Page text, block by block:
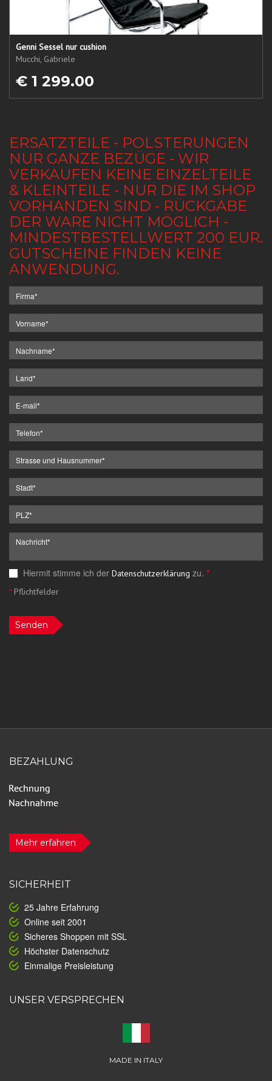
Genni Sessel nur cushion
Mucchi, Gabriele
€ 1 299.00
ERSATZTEILE - POLSTERUNGEN
NUR GANZE BEZÜGE - WIR
VERKAUFEN KEINE EINZELTEILE
& KLEINTEILE - NUR DIE IM SHOP
VORHANDEN SIND - RÜCKGABE
DER WARE NICHT MÖGLICH -
MINDESTBESTELLWERT 200 EUR.
GUTSCHEINE FINDEN KEINE
ANWENDUNG.
Hiermit stimme ich der Datenschutzerklärung zu. *
*Pflichtfelder
Senden
BEZAHLUNG
Mehr erfahren
SICHERHEIT
25 Jahre Erfahrung
Online seit 2001
Sicheres Shoppen mit SSL
Höchster Datenschutz
Einmalige Preisleistung
UNSER VERSPRECHEN
MADE IN ITALY